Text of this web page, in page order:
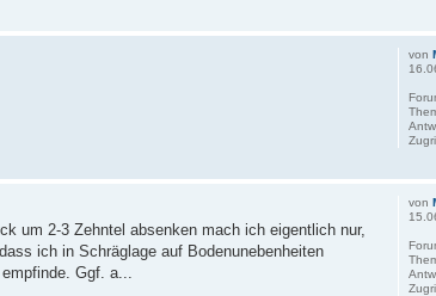
von
um 2-3 Zehntel absenken mach ich eigentlich nur,
ich in Schräglage auf Bodenunebenheiten
Ggf. a...
von